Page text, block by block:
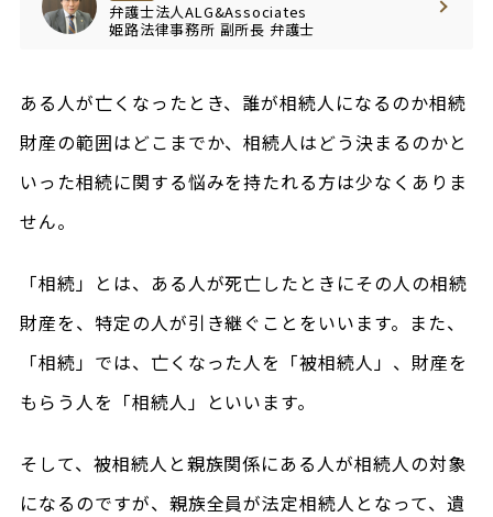
弁護士法人ALG&Associates
姫路法律事務所 副所長 弁護士
ある人が亡くなったとき、誰が相続人になるのか相続
財産の範囲はどこまでか、相続人はどう決まるのかと
いった相続に関する悩みを持たれる方は少なくありま
せん。
「相続」とは、ある人が死亡したときにその人の相続
財産を、特定の人が引き継ぐことをいいます。また、
「相続」では、亡くなった人を「被相続人」、財産を
もらう人を「相続人」といいます。
そして、被相続人と親族関係にある人が相続人の対象
になるのですが、親族全員が法定相続人となって、遺